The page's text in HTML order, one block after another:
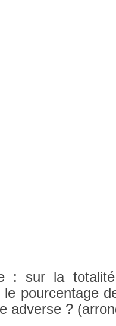
: sur la
pour­centage
ad­verse ?